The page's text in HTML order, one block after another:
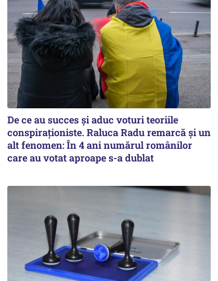
De ce au succes și aduc voturi teoriile
conspiraționiste. Raluca Radu remarcă și un
alt fenomen: În 4 ani numărul românilor
care au votat aproape s-a dublat